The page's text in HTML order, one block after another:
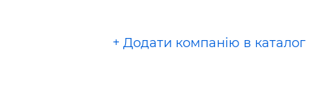
+ Додати компанію в каталог